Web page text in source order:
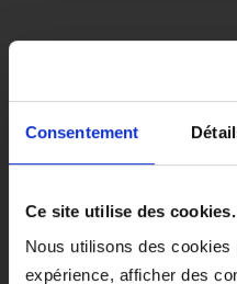
Consentement
Ce site utilise des cookies.
Nous utilisons des
expérience, afficher des
EN COLORIS